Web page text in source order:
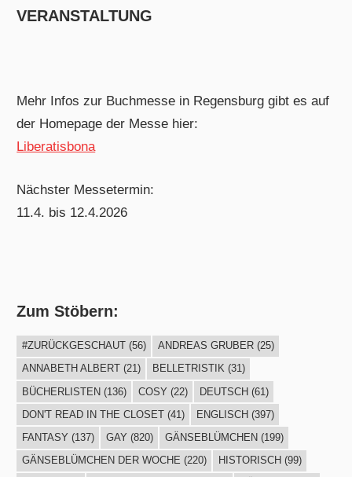
VERANSTALTUNG
Mehr Infos zur Buchmesse in Regensburg gibt es auf
der Homepage der Messe hier:
Liberatisbona
Nächster Messetermin:
11.4. bis 12.4.2026
Zum Stöbern:
#ZURÜCKGESCHAUT(56) ANDREAS GRUBER(25)
ANNABETH ALBERT(21) BELLETRISTIK(31)
BÜCHERLISTEN(136) COSY (22) DEUTSCH(61)
DON'T READ IN THE CLOSET(41) ENGLISCH(397)
FANTASY (137) GAY (820) GÄNSEBLÜMCHEN (199)
GÄNSEBLÜMCHEN DER WOCHE (220) HISTORISCH (99)